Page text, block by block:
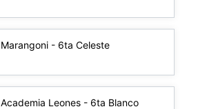
Marangoni - 6ta Celeste
Academia Leones - 6ta Blanco